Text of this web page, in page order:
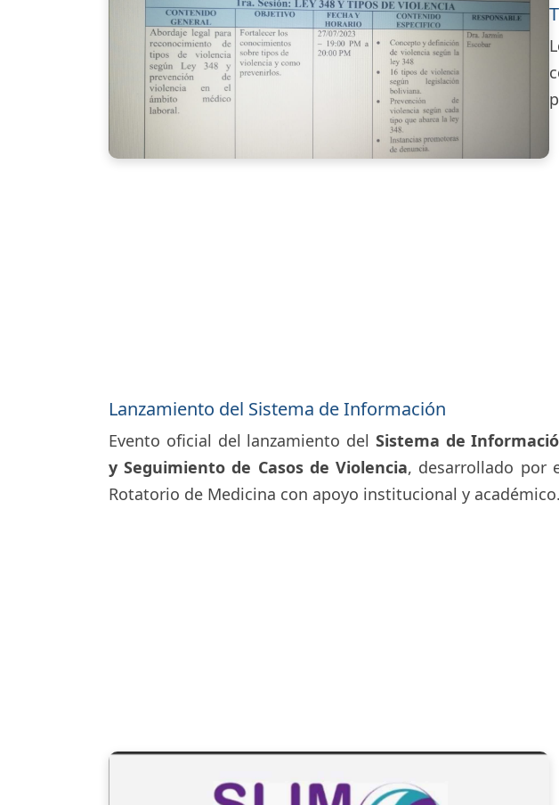
Lanzamiento del Sistema de Información
Evento oficial del lanzamiento del Sistema de
y Seguimiento de Casos de Violencia, desarrollado por
Rotatorio de Medicina con apoyo institucional y académico.